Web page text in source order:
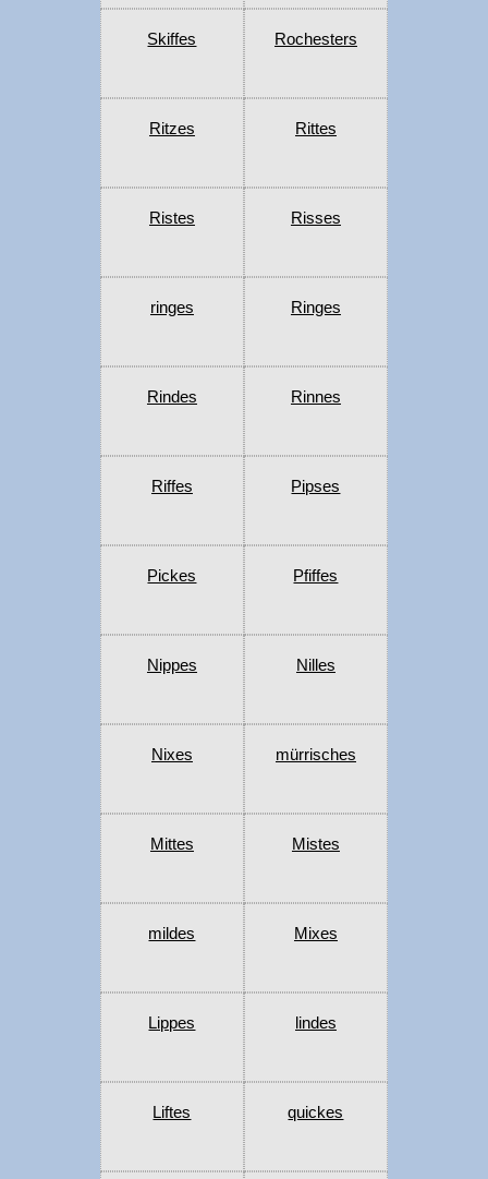
Skiffes Rochesters
Ritzes Rittes
Ristes Risses
ringes Ringes
Rindes Rinnes
Riffes Pipses
Pickes Pfiffes
Nippes Nilles
Nixes mürrisches
Mittes Mistes
mildes Mixes
Lippes lindes
Liftes quickes